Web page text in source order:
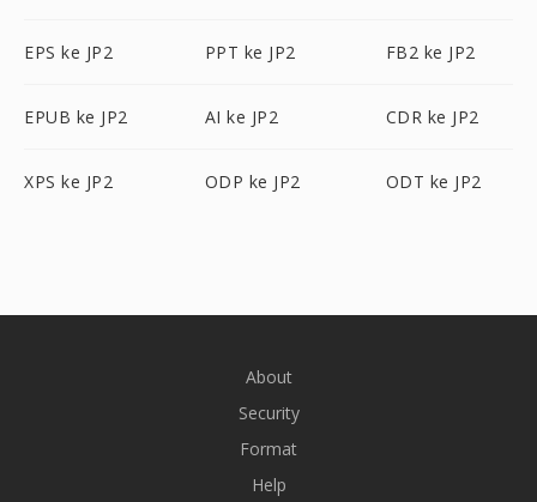
EPS ke JP2 PPT ke JP2 FB2 ke JP2
EPUB ke JP2 AI ke JP2 CDR ke JP2
XPS ke JP2 ODP ke JP2 ODT ke JP2
About
Security
Format
Help